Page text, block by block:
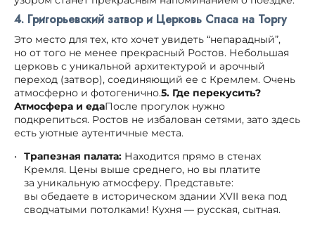
4. Григорьевский затвор и Церковь Спаса на Торгу
Это место для тех, кто хочет увидеть “непарадный”,
но от того не менее прекрасный Ростов. Небольшая
церковь с уникальной архитектурой и арочный
переход (затвор), соединяющий ее с Кремлем. Очень
атмосферно и фотогенично.5. Где перекусить?
Атмосфера и едаПосле прогулок нужно
подкрепиться. Ростов не избалован сетями, зато здесь
есть уютные аутентичные места.
Трапезная палата: Находится прямо в стенах
Кремля. Цены выше среднего, но вы платите
за уникальную атмосферу. Представьте:
вы обедаете в историческом здании XVII века под
сводчатыми потолками! Кухня — русская, сытная.